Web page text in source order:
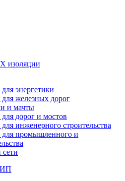
изоляции
энергетики
железных дорог
и мачты
дорог и мостов
инженерного строительства
для промышленного и
сети